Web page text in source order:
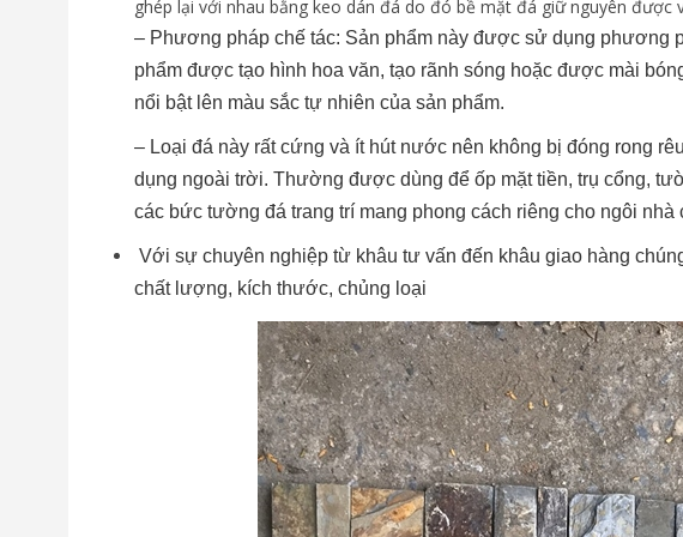
ghép lại với nhau bằng keo dán đá do đó bề mặt đá giữ nguyên được
– Phương pháp chế tác: Sản phẩm này được sử dụng phương
phẩm được tạo hình hoa văn, tạo rãnh sóng hoặc được mài
nổi bật lên màu sắc tự nhiên của sản phẩm.
– Loại đá này rất cứng và ít hút nước nên không bị đóng rong
dụng ngoài trời. Thường được dùng để ốp mặt tiền, trụ cổng,
các bức tường đá trang trí mang phong cách riêng cho ngôi nhà
Với sự chuyên nghiệp từ khâu tư vấn đến khâu giao hàng
chất lượng, kích thước, chủng loại